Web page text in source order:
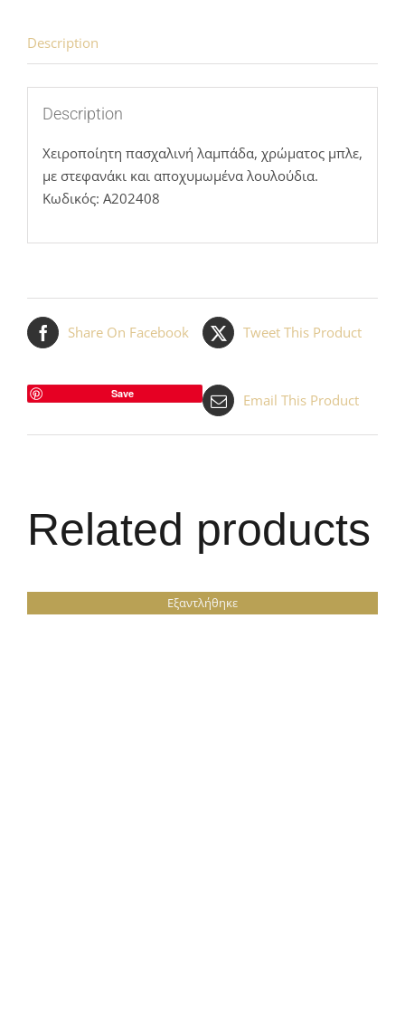
Description
Description
Χειροποίητη πασχαλινή λαμπάδα, χρώματος μπλε,
με στεφανάκι και αποχυμωμένα λουλούδια.
Κωδικός: Α202408
Share On Facebook Tweet This Product
Save Email This Product
Related products
Εξαντλήθηκε